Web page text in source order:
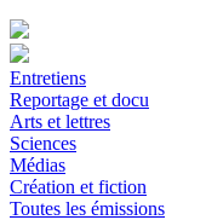
Entretiens
Reportage et docu
Arts et lettres
Sciences
Médias
Création et fiction
Toutes les émissions